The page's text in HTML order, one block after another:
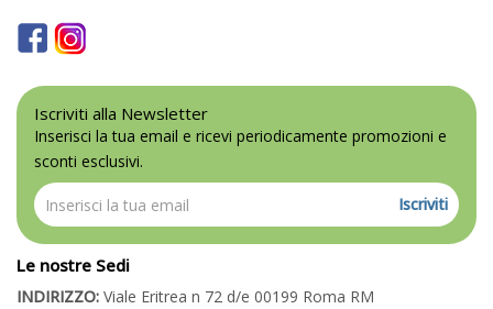
Iscriviti alla Newsletter
Inserisci la tua email e ricevi periodicamente promozioni e
sconti esclusivi.
Iscriviti
Le nostre Sedi
INDIRIZZO: Viale Eritrea n 72 d/e 00199 Roma RM